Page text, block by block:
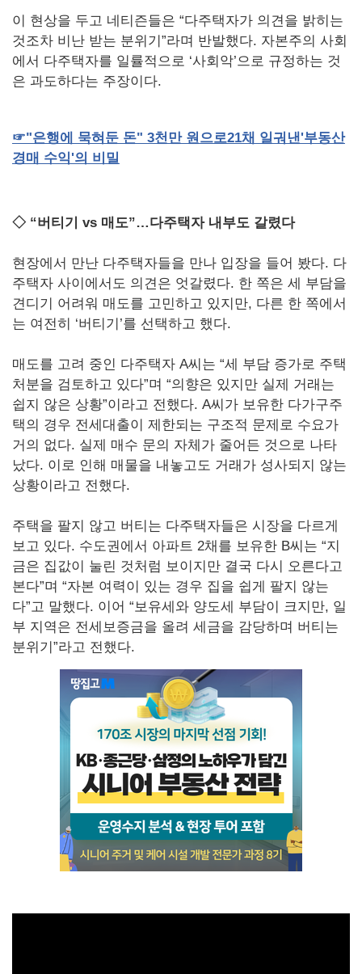
이 현상을 두고 네티즌들은 “다주택자가 의견을 밝히는
것조차 비난 받는 분위기”라며 반발했다. 자본주의 사회
에서 다주택자를 일률적으로 ‘사회악’으로 규정하는 것
은 과도하다는 주장이다.
☞"은행에 묵혀둔 돈" 3천만 원으로21채 일궈낸'부동산
경매 수익'의 비밀
◇ “버티기 vs 매도”…다주택자 내부도 갈렸다
현장에서 만난 다주택자들을 만나 입장을 들어 봤다. 다
주택자 사이에서도 의견은 엇갈렸다. 한 쪽은 세 부담을
견디기 어려워 매도를 고민하고 있지만, 다른 한 쪽에서
는 여전히 ‘버티기’를 선택하고 했다.
매도를 고려 중인 다주택자 A씨는 “세 부담 증가로 주택
처분을 검토하고 있다”며 “의향은 있지만 실제 거래는
쉽지 않은 상황”이라고 전했다. A씨가 보유한 다가구주
택의 경우 전세대출이 제한되는 구조적 문제로 수요가
거의 없다. 실제 매수 문의 자체가 줄어든 것으로 나타
났다. 이로 인해 매물을 내놓고도 거래가 성사되지 않는
상황이라고 전했다.
주택을 팔지 않고 버티는 다주택자들은 시장을 다르게
보고 있다. 수도권에서 아파트 2채를 보유한 B씨는 “지
금은 집값이 눌린 것처럼 보이지만 결국 다시 오른다고
본다”며 “자본 여력이 있는 경우 집을 쉽게 팔지 않는
다”고 말했다. 이어 “보유세와 양도세 부담이 크지만, 일
부 지역은 전세보증금을 올려 세금을 감당하며 버티는
분위기”라고 전했다.